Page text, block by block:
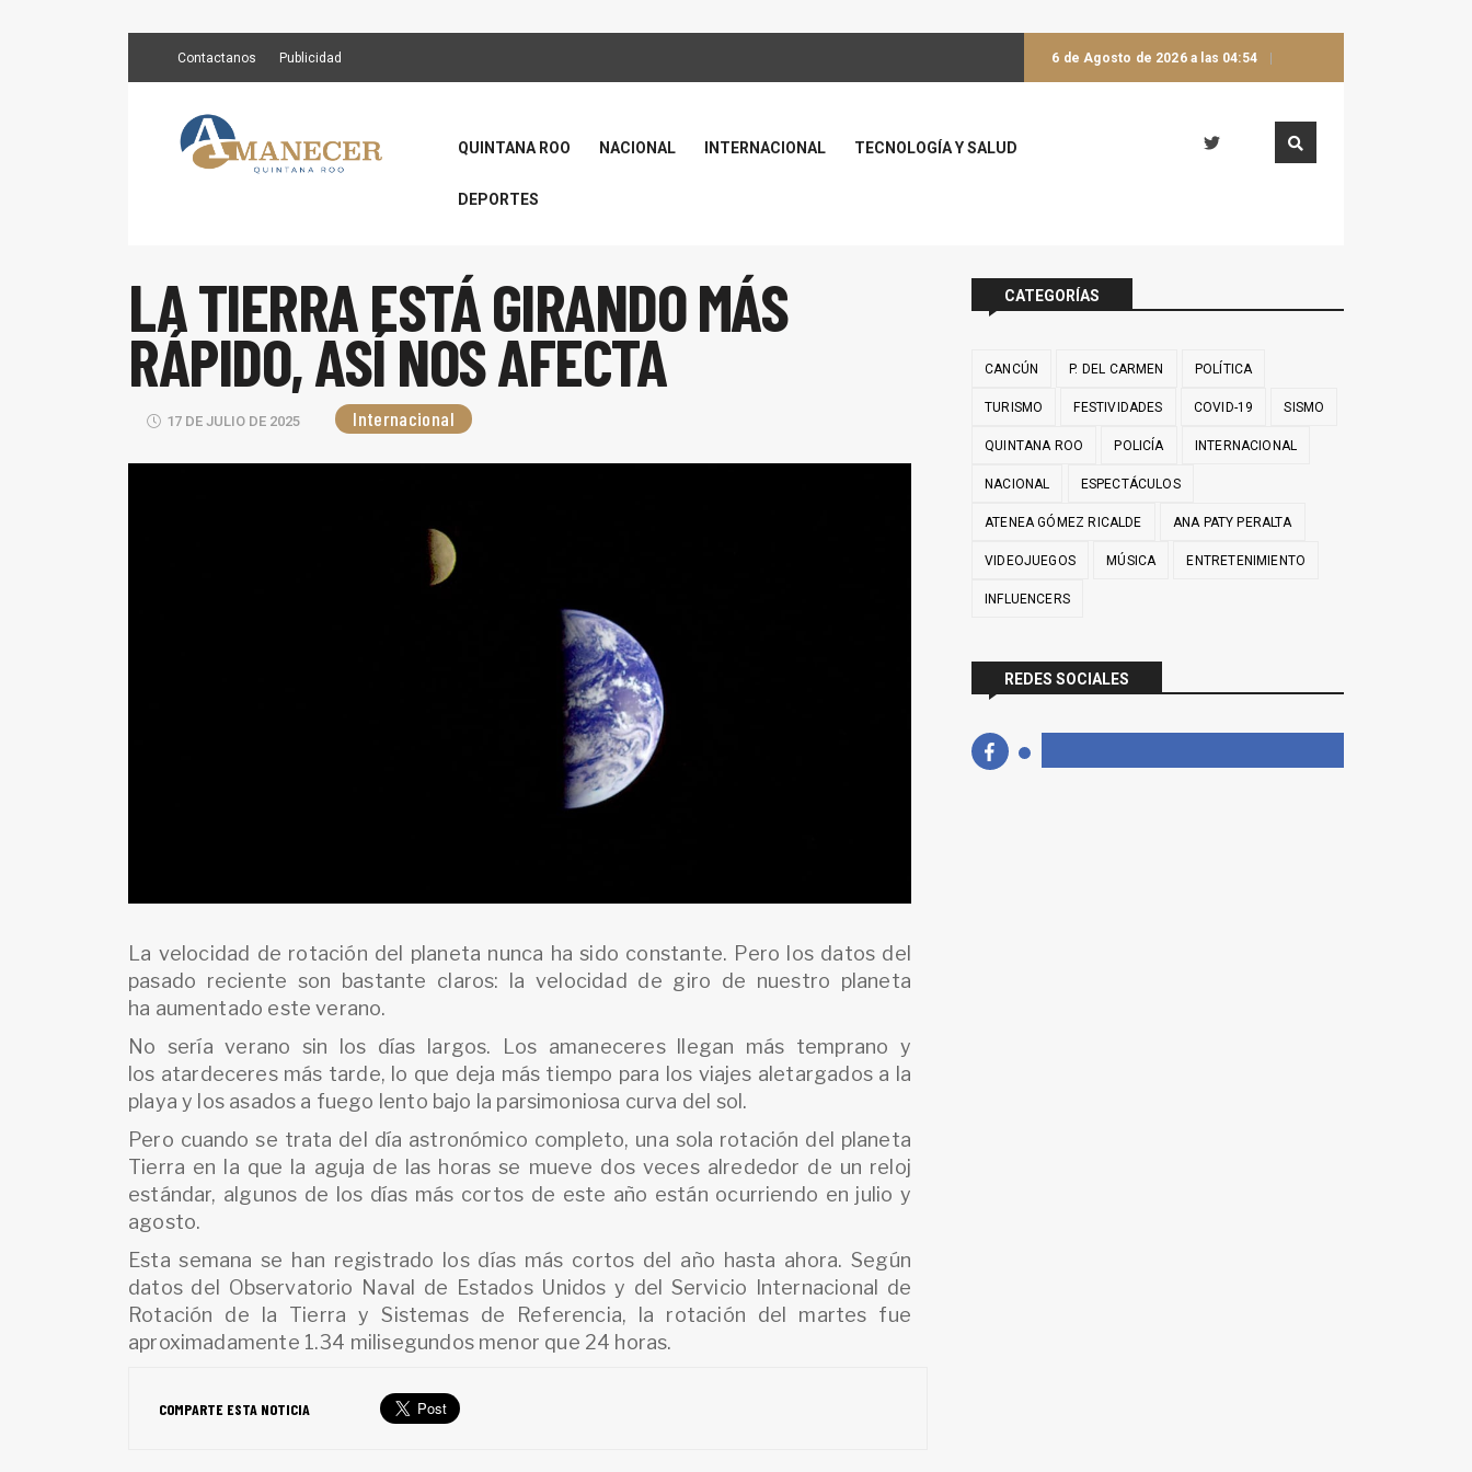
Contactanos Publicidad 6 de Agosto de 2026 a las 04:54
QUINTANA ROO NACIONAL INTERNACIONAL TECNOLOGÍA Y SALUD
DEPORTES
LA TIERRA ESTÁ GIRANDO MÁS
RÁPIDO, ASÍ NOS AFECTA
17 DE JULIO DE 2025 Internacional
La velocidad de rotación del planeta nunca ha sido constante. Pero los datos del
pasado reciente son bastante claros: la velocidad de giro de nuestro planeta
ha aumentado este verano.
No sería verano sin los días largos. Los amaneceres llegan más temprano y
los atardeceres más tarde, lo que deja más tiempo para los viajes aletargados a la
playa y los asados a fuego lento bajo la parsimoniosa curva del sol.
Pero cuando se trata del día astronómico completo, una sola rotación del planeta
Tierra en la que la aguja de las horas se mueve dos veces alrededor de un reloj
estándar, algunos de los días más cortos de este año están ocurriendo en julio y
agosto.
Esta semana se han registrado los días más cortos del año hasta ahora. Según
datos del Observatorio Naval de Estados Unidos y del Servicio Internacional de
Rotación de la Tierra y Sistemas de Referencia, la rotación del martes fue
aproximadamente 1.34 milisegundos menor que 24 horas.
COMPARTE ESTA NOTICIA
CATEGORÍAS
CANCÚN P. DEL CARMEN POLÍTICA
TURISMO FESTIVIDADES COVID-19 SISMO
QUINTANA ROO POLICÍA INTERNACIONAL
NACIONAL ESPECTÁCULOS
ATENEA GÓMEZ RICALDE ANA PATY PERALTA
VIDEOJUEGOS MÚSICA ENTRETENIMIENTO
INFLUENCERS
REDES SOCIALES